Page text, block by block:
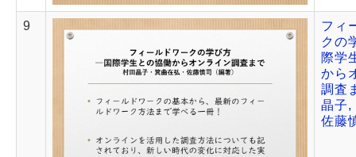
9
フィ
クの
際学
から
調査
晶子,
佐藤